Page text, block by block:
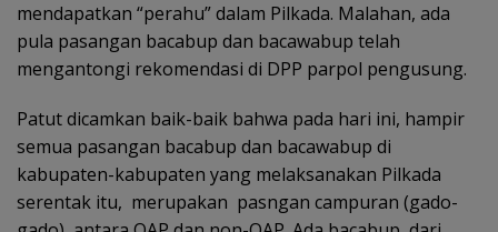
mendapatkan “perahu” dalam Pilkada. Malahan, ada
pula pasangan bacabup dan bacawabup telah
mengantongi rekomendasi di DPP parpol pengusung.
Patut dicamkan baik-baik bahwa pada hari ini, hampir
semua pasangan bacabup dan bacawabup di
kabupaten-kabupaten yang melaksanakan Pilkada
serentak itu, merupakan pasngan campuran (gado-